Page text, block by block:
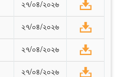
২৭/০৪/২০২৬
২৭/০৪/২০২৬
২৭/০৪/২০২৬
২৭/০৪/২০২৬